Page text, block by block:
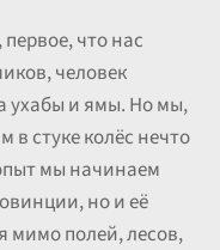
что нас
человек
ухабы и ямы. Но мы,
в стуке колёс нечто
мы начинаем
но и её
мимо полей, лесов,